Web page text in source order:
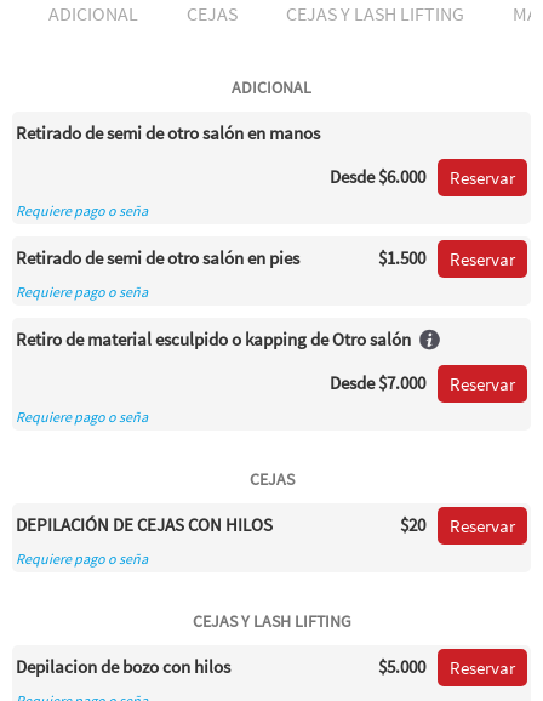
ADICIONAL CEJAS CEJAS Y LASH LIFTING
ADICIONAL
Retirado de semi de otro salón en manos
Desde$6.000 Reservar
Requiere pago o seña
Retirado de semi de otro salón en pies $1.500 Reservar
Requiere pago o seña
Retiro de material esculpido o kapping de Otro salón
Desde$7.000 Reservar
Requiere pago o seña
CEJAS
DEPILACIÓN DE CEJAS CON HILOS $20 Reservar
Requiere pago o seña
CEJAS Y LASH LIFTING
Depilacion de bozo con hilos $5.000 Reservar